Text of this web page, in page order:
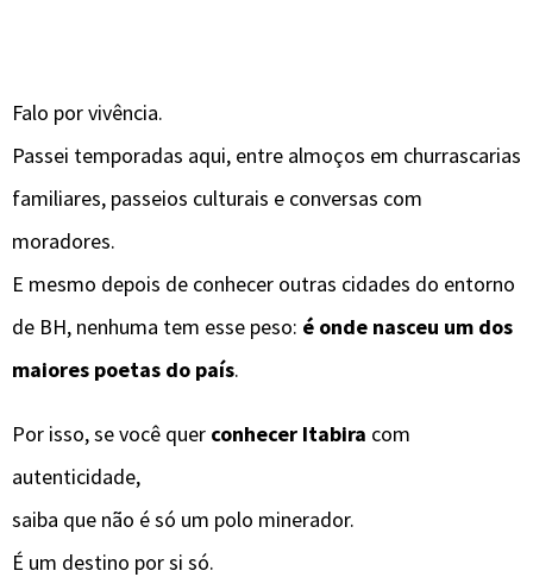
Falo por vivência.
Passei temporadas aqui, entre almoços em churrascarias
familiares, passeios culturais e conversas com
moradores.
E mesmo depois de conhecer outras cidades do entorno
de BH, nenhuma tem esse peso: é onde nasceu um dos
maiores poetas do país.
Por isso, se você quer conhecer Itabira com
autenticidade,
saiba que não é só um polo minerador.
É um destino por si só.